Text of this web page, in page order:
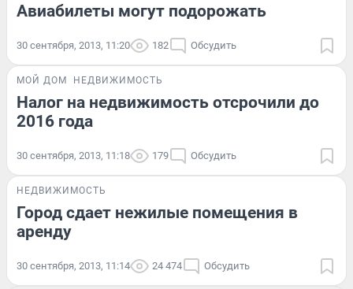
Авиабилеты могут подорожать
30 сентября, 2013, 11:20 182 Обсудить
МОЙ ДОМ НЕДВИЖИМОСТЬ
Налог на недвижимость отсрочили до
2016 года
30 сентября, 2013, 11:18 179 Обсудить
НЕДВИЖИМОСТЬ
Город сдает нежилые помещения в
аренду
30 сентября, 2013, 11:14 24 474 Обсудить